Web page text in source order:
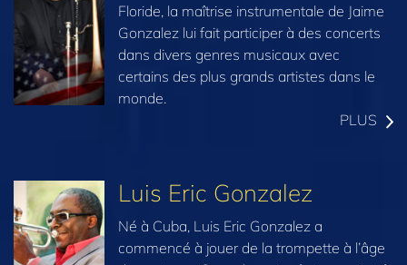
Floride, la maîtrise instrumentale de Jaime
Gonzalez lui fait participer à des concerts
dans divers genres musicaux avec
certains des plus grands artistes dans le
monde.
PLUS
Luis Eric Gonzalez
Né à Cuba, Luis Eric Gonzalez a
commencé à jouer de la trompette à l’âge